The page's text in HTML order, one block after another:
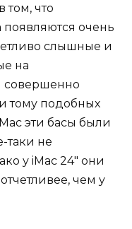
том, что
очень
слышные и
на
совершенно
тому подобных
эти басы были
таки не
у iMac 24″ они
чем у